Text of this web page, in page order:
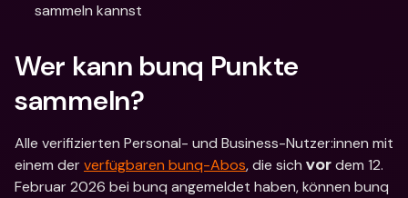
sammeln kannst
Wer kann bunq Punkte
sammeln?
Alle verifizierten Personal- und Business-Nutzer:innen mit
einem der verfügbaren bunq-Abos, die sich vor dem 12.
Februar 2026 bei bunq angemeldet haben, können bunq